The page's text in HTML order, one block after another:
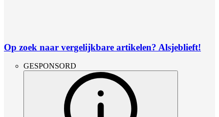
Op zoek naar vergelijkbare artikelen? Alsjeblieft!
GESPONSORD